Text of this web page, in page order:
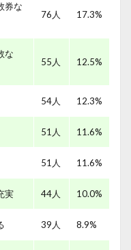
券な
76人 17.3%
な
55人 12.5%
54人 12.3%
51人 11.6%
51人 11.6%
実 44人 10.0%
39人 8.9%